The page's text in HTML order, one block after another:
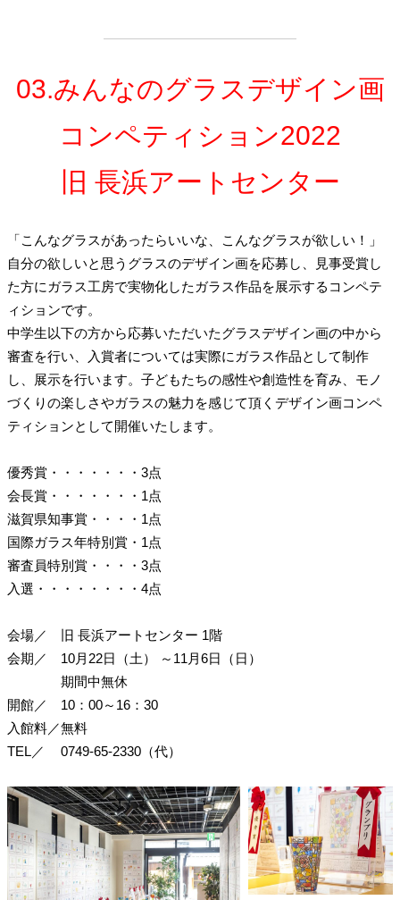
03.みんなのグラスデザイン画
コンペティション2022
旧 長浜アートセンター
「こんなグラスがあったらいいな、こんなグラスが欲しい！」
自分の欲しいと思うグラスのデザイン画を応募し、見事受賞し
た方にガラス工房で実物化したガラス作品を展示するコンペテ
ィションです。
中学生以下の方から応募いただいたグラスデザイン画の中から
審査を行い、入賞者については実際にガラス作品として制作
し、展示を行います。子どもたちの感性や創造性を育み、モノ
づくりの楽しさやガラスの魅力を感じて頂くデザイン画コンペ
ティションとして開催いたします。
優秀賞・・・・・・・3点
会長賞・・・・・・・1点
滋賀県知事賞・・・・1点
国際ガラス年特別賞・1点
審査員特別賞・・・・3点
入選・・・・・・・・4点
会場／
旧 長浜アートセンター 1階
会期／
10月22日（土）
～11月6日（日）
期間中無休
開館／
10：00～16：30
入館料／無料
TEL／
0749-65-2330（代）